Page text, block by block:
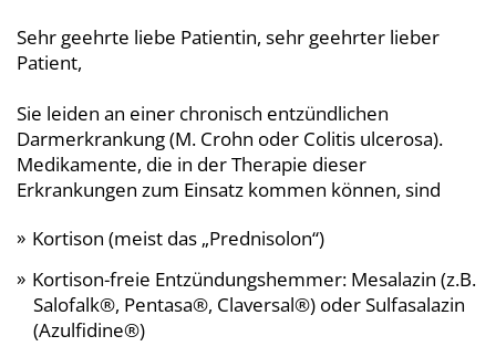
Sehr geehrte liebe Patientin, sehr geehrter lieber
Patient,
Sie leiden an einer chronisch entzündlichen
Darmerkrankung (M. Crohn oder Colitis ulcerosa).
Medikamente, die in der Therapie dieser
Erkrankungen zum Einsatz kommen können, sind
Kortison (meist das „Prednisolon“)
Kortison-freie Entzündungshemmer: Mesalazin (z.B.
Salofalk®, Pentasa®, Claversal®) oder Sulfasalazin
(Azulfidine®)